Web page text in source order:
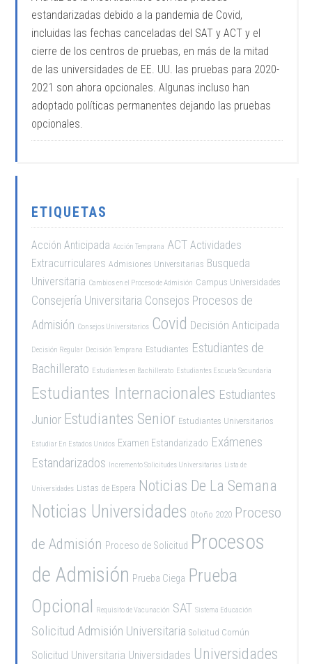
estandarizadas debido a la pandemia de Covid,
incluidas las fechas canceladas del SAT y ACT y el
cierre de los centros de pruebas, en más de la mitad
de las universidades de EE. UU. las pruebas para 2020-
2021 son ahora opcionales. Algunas incluso han
adoptado políticas permanentes dejando las pruebas
opcionales.
ETIQUETAS
Acción Anticipada Acción Temprana ACT Actividades
Extracurriculares Admisiones Universitarias Busqueda
Universitaria Cambios en el Proceso de Admisión Campus Universidades
Consejería Universitaria Consejos Procesos de
Admisión Consejos Universitarios Covid Decisión Anticipada
Decisión Regular Decisión Temprana Estudiantes Estudiantes de
Bachillerato Estudiantes en Bachillerato Estudiantes Escuela Secundaria
Estudiantes Internacionales Estudiantes
Junior Estudiantes Senior Estudiantes Universitarios
Estudiar En Estados Unidos Examen Estandarizado Exámenes
Estandarizados
Incremento Solicitudes Universitarias Lista de
Universidades Listas de Espera Noticias De La Semana
Noticias Universidades Otoño 2020 Proceso
de Admisión Proceso de Solicitud Procesos
de Admisión Prueba Ciega Prueba
Opcional
Requisito de Vacunación SAT Sistema Educación
Solicitud Admisión Universitaria Solicitud Común
Solicitud Universitaria Universidades Universidades